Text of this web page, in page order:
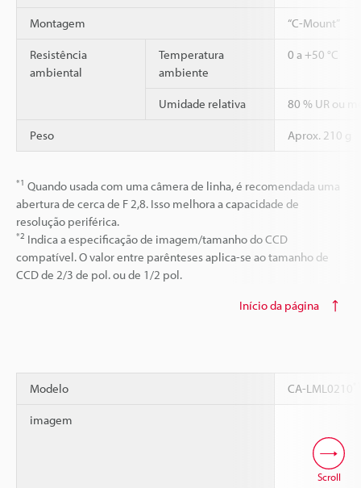
Montagem “C-Mount”
Resistência
ambiental
Temperatura
ambiente
0 a +50 °C
Umidade relativa 80 % UR ou
Peso Aprox. 210 g
*1 Quando usada com uma câmera de linha, é recomendada uma
abertura de cerca de F 2,8. Isso melhora a capacidade de
resolução periférica.
*2 Indica a especificação de imagem/tamanho do CCD
compatível. O valor entre parênteses aplica-se ao tamanho de
CCD de 2/3 de pol. ou de 1/2 pol.
Início da página
Modelo CA-LML0210
imagem
Scroll